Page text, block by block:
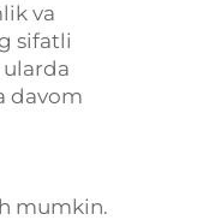
va
sifatli
davom
mumkin.